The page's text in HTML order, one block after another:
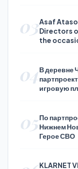
03Asaf
Directors
the
04В деревне
игровую
05По
Нижнем
Герое СВО
KLARNET